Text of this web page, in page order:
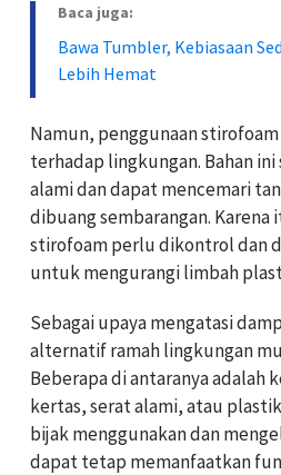
Baca juga:
Bawa Tumbler, Kebiasaan
Lebih Hemat
Namun, penggunaan
terhadap lingkungan. Bahan
alami dan dapat mencemari
dibuang sembarangan. Karena
stirofoam perlu dikontrol dan
untuk mengurangi limbah
Sebagai upaya mengatasi
alternatif ramah lingkungan
Beberapa di antaranya adalah
kertas, serat alami, atau plastik
bijak menggunakan dan
dapat tetap memanfaatkan